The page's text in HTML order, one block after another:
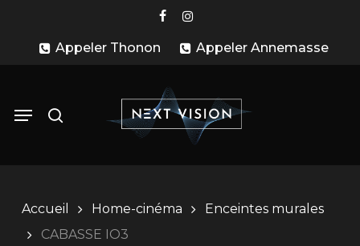
facebook
instagram
Appeler Thonon
Appeler Annemasse
Menu
Accueil Home-cinéma
Enceintes murales
CABASSE IO3